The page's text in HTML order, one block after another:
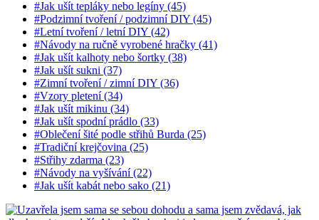
#Jak ušít tepláky nebo legíny (45)
#Podzimní tvoření / podzimní DIY (45)
#Letní tvoření / letní DIY (42)
#Návody na ručně vyrobené hračky (41)
#Jak ušít kalhoty nebo šortky (38)
#Jak ušít sukni (37)
#Zimní tvoření / zimní DIY (36)
#Vzory pletení (34)
#Jak ušít mikinu (34)
#Jak ušít spodní prádlo (33)
#Oblečení šité podle střihů Burda (25)
#Tradiční krejčovina (25)
#Střihy zdarma (23)
#Návody na vyšívání (22)
#Jak ušít kabát nebo sako (21)